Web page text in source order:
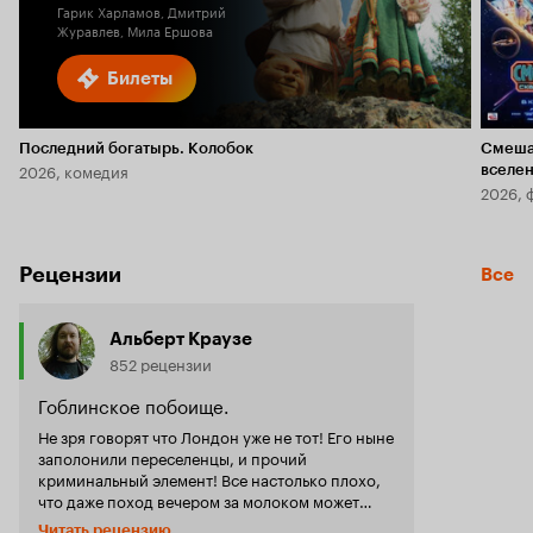
Билеты
Гарик Харламов, Дмитрий
Журавлев, Мила Ершова
Последний богатырь. Колобок
2026, комедия
2026,
Рецензии Все
Альберт Краузе
852 рецензии
Гоблинское побоище.
Не зря говорят что Лондон уже не тот! Его ныне
заполонили переселенцы, и прочий
криминальный элемент! Все настолько плохо,
что даже поход вечером за молоком может
обернуться кровавой трагедией. Благо рядом